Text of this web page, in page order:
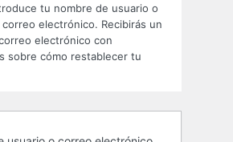
tu nombre de usuario o
electrónico. Recibirás un
electrónico con
sobre cómo restablecer tu